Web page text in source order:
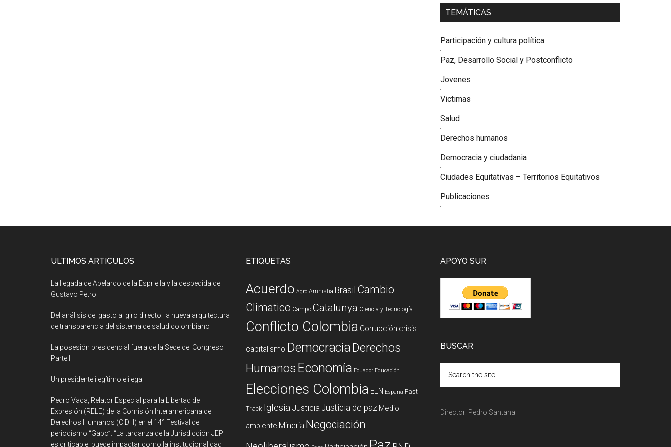
Dra. Carolina Corcho Mejía,
Latinoamericana Sur, Vicepresidenta Federación
TEMÁTICAS
Participación y cultura política
Paz, Desarrollo Social y Postconflicto
Jovenes
Victimas
Salud
Derechos humanos
Democracia y ciudadania
Ciudades Equitativas – Territorios Equitativos
Publicaciones
ULTIMOS ARTICULOS
La llegada de Abelardo de la Espriella y la despedida de
Gustavo Petro
Del análisis del gasto al giro directo: la nueva arquitectura
de transparencia del sistema de salud colombiano
La posesión presidencial fuera de la Sede del Congreso
Parte II
Un presidente ilegítimo e ilegal
Pedro Vaca, Relator Especial para la Libertad de
Expresión (RELE) de la Comisión Interamericana de
Derechos Humanos (CIDH) en el 14° Festival de
periodismo “Gabo”: “La tardanza de la Jurisdicción JEP
es criticable: puede impactar como la institucionalidad
ETIQUETAS
Acuerdo Agro Amnistia Brasil Cambio
Climatico Campo Catalunya Ciencia y Tecnología
Conflicto Colombia Corrupción crisis
capitalismo DemocraciaDerechos
Humanos Economía Ecuador Educación
Elecciones Colombia ELN España Fast
Track Iglesia Justicia Justicia de paz Medio
ambiente Mineria Negociación
APOYO SUR
BUSCAR
Director: Pedro Santana